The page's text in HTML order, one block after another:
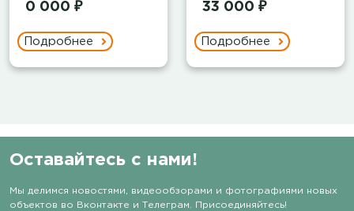
0 000 ₽
Подробнее
33 000 ₽
Подробнее
Оставайтесь с нами!
Мы делимся новостями, видеообзорами и фотографиями новых
объектов во Вконтакте и Телеграм. Присоединяйтесь!